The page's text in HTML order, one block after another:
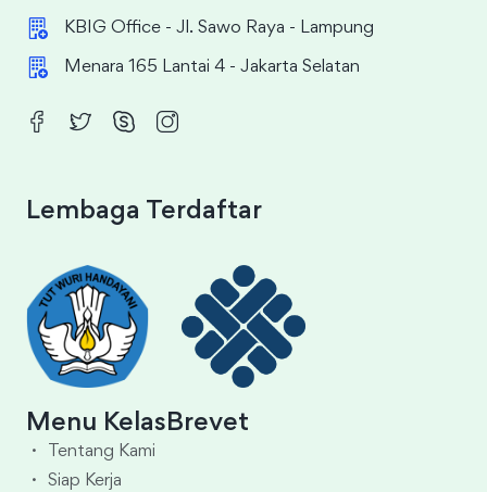
KBIG Office - Jl. Sawo Raya - Lampung
Menara 165 Lantai 4 - Jakarta Selatan
Lembaga Terdaftar
Menu KelasBrevet
Tentang Kami
Siap Kerja